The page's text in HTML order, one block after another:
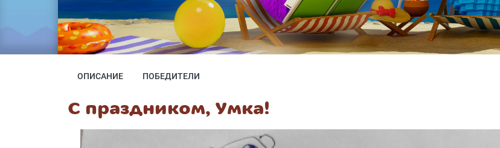
ОПИСАНИЕ ПОБЕДИТЕЛИ
С праздником, Умка!